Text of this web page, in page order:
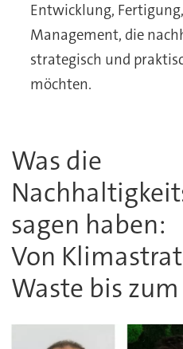
Entwicklung,
Management, die
strategisch und
möchten.
Was die
sagen haben:
Von
Waste bis